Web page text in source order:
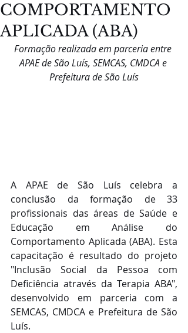
COMPORTAMENTO
APLICADA (ABA)
Formação realizada em parceria entre
APAE de São Luís, SEMCAS, CMDCA e
Prefeitura de São Luís
A APAE de São Luís celebra a
conclusão da formação de 33
profissionais das áreas de Saúde e
Educação em Análise do
Comportamento Aplicada (ABA). Esta
capacitação é resultado do projeto
"Inclusão Social da Pessoa com
Deficiência através da Terapia ABA",
desenvolvido em parceria com a
SEMCAS, CMDCA e Prefeitura de São
Luís.